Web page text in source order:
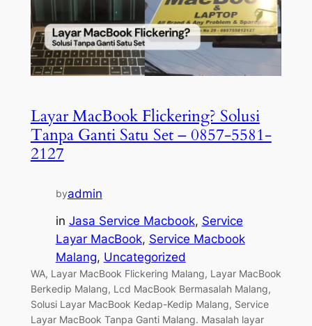
Layar MacBook Flickering? Solusi
Tanpa Ganti Satu Set – 0857-5581-
2127
byadmin
in Jasa Service Macbook, Service
Layar MacBook, Service Macbook
Malang, Uncategorized
WA, Layar MacBook Flickering Malang, Layar MacBook
Berkedip Malang, Lcd MacBook Bermasalah Malang,
Solusi Layar MacBook Kedap-Kedip Malang, Service
Layar MacBook Tanpa Ganti Malang. Masalah layar